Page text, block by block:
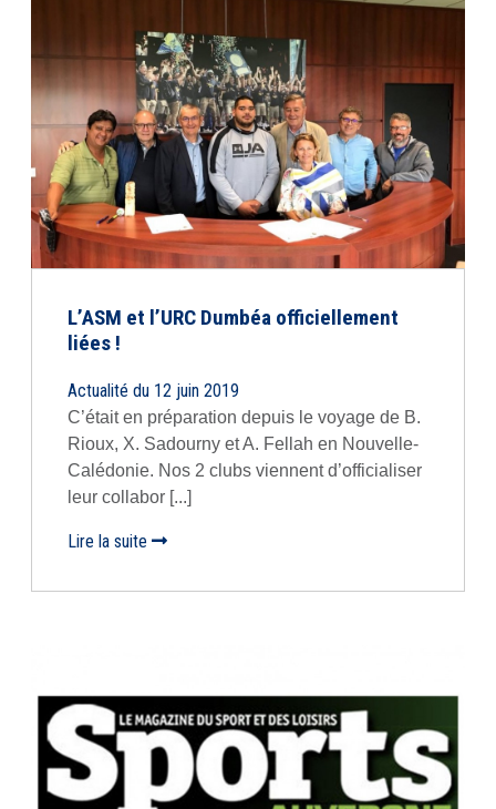
L’ASM et l’URC Dumbéa officiellement
liées !
Actualité du 12 juin 2019
C’était en préparation depuis le voyage de B.
Rioux, X. Sadourny et A. Fellah en Nouvelle-
Calédonie. Nos 2 clubs viennent d’officialiser
leur collabor [...]
Lire la suite